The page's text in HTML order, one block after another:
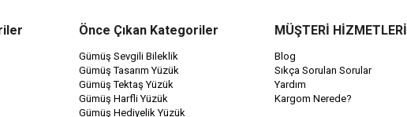
Önce Çıkan Kategoriler
Gümüş Sevgili Bileklik
Gümüş Tasarım Yüzük
Gümüş Tektaş Yüzük
Gümüş Harfli Yüzük
Gümüş Hediyelik Yüzük
MÜŞTERİ HİZMETLERİ
Blog
Sıkça Sorulan Sorular
Yardım
Kargom Nerede?